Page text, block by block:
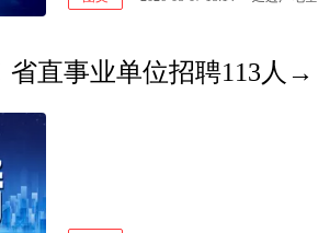
省直事业单位招聘113人→